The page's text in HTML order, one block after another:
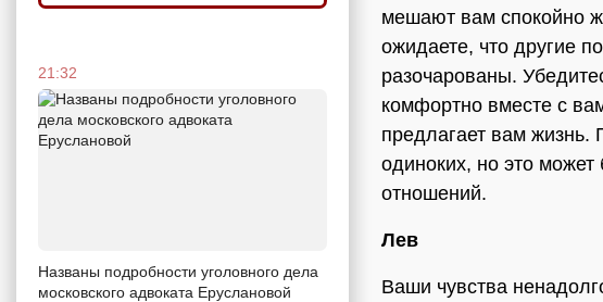
21:32
Названы подробности уголовного дела
московского адвоката Еруслановой
мешают вам спокойно
ожидаете, что другие
разочарованы.
комфортно вместе с
предлагает вам жизнь.
одиноких, но это
отношений.
Лев
Ваши чувства